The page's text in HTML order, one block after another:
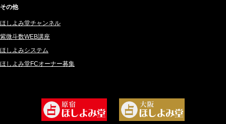
桜望巴千 (270)
綺咲みゆき (22)
比呂 酒井 (59)
ロザリン (157)
坂宮 鈴果 (82)
尾羽奈美海 (95)
2024年12月 (57)
2024年11月 (38)
2024年10月 (36)
2024年9月 (39)
2024年8月 (45)
2024年5月 (92)
その他
ほしよみ堂チャンネル
紫微斗数WEB講座
ほしよみシステム
ほしよみ堂FCオーナー募集